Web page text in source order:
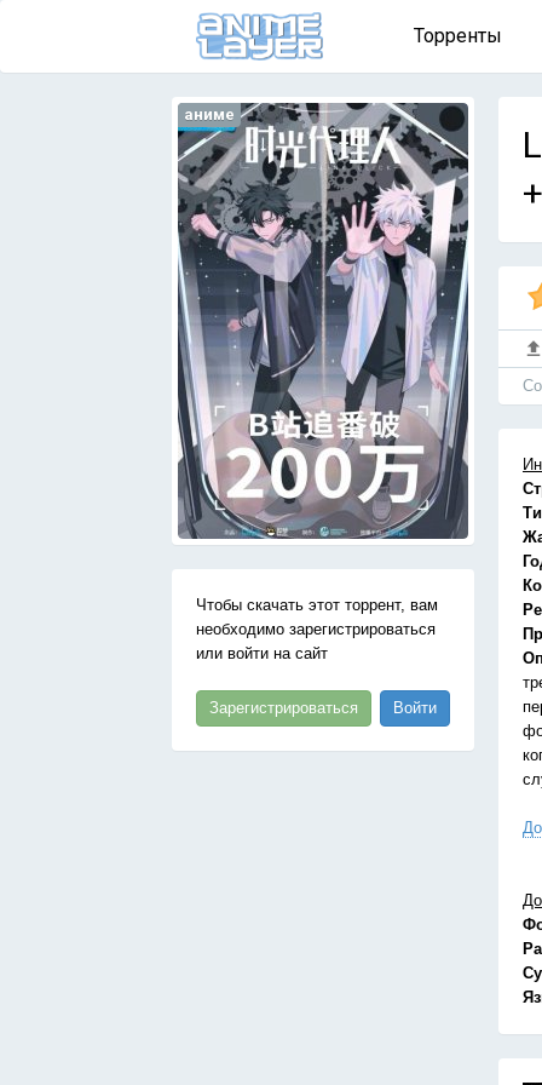
Торренты
аниме
Чтобы скачать этот торрент, вам
необходимо зарегистрироваться
или войти на сайт
Зарегистрироваться Войти